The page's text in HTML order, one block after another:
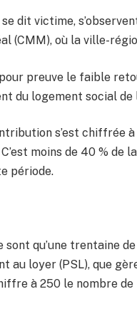
dit victime,
(CMM), où la ville-
preuve le faible
du logement social de
s’est chiffrée à
moins de 40 % de
période.
sont qu’une trentaine
au loyer (PSL), que
à 250 le nombre